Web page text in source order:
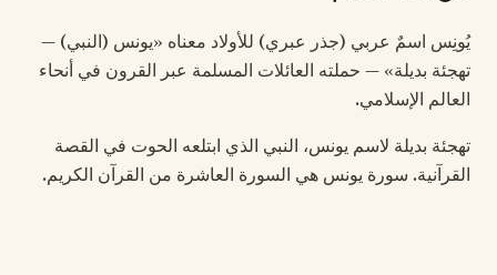
يُونِس اسمٌ عربي (جذر عبري) للأولاد معناه «يونس (النبي) —
تهجئة بديلة» — حملته العائلات المسلمة عبر القرون في أنحاء
العالم الإسلامي.
تهجئة بديلة لاسم يونس، النبي الذي ابتلعه الحوت في القصة
القرآنية. سورة يونس هي السورة العاشرة من القرآن الكريم.